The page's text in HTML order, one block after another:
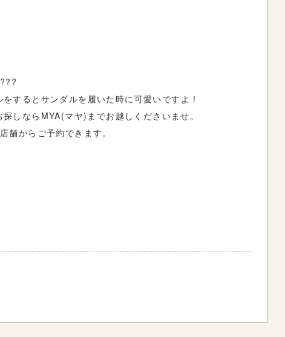
するとサンダルを履いた時に可愛いですよ！
しならMYA(マヤ)までお越しくださいませ。
舗からご予約できます。